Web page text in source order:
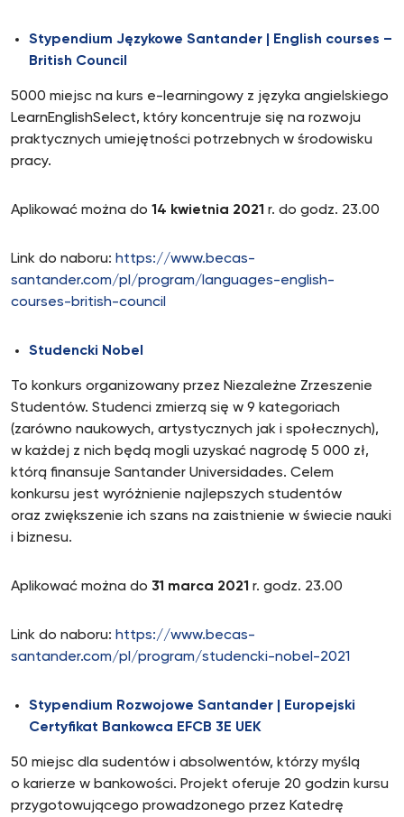
Stypendium Językowe Santander | English courses –
British Council
5000 miejsc na kurs e-learningowy z języka angielskiego
LearnEnglishSelect, który koncentruje się na rozwoju
praktycznych umiejętności potrzebnych w środowisku
pracy.
Aplikować można do 14 kwietnia 2021 r. do godz. 23.00
Link do naboru: https://www.becas-
santander.com/pl/program/languages-english-
courses-british-council
Studencki Nobel
To konkurs organizowany przez Niezależne Zrzeszenie
Studentów. Studenci zmierzą się w 9 kategoriach
(zarówno naukowych, artystycznych jak i społecznych),
w każdej z nich będą mogli uzyskać nagrodę 5 000 zł,
którą finansuje Santander Universidades. Celem
konkursu jest wyróżnienie najlepszych studentów
oraz zwiększenie ich szans na zaistnienie w świecie nauki
i biznesu.
Aplikować można do 31 marca 2021 r. godz. 23.00
Link do naboru: https://www.becas-
santander.com/pl/program/studencki-nobel-2021
Stypendium Rozwojowe Santander | Europejski
Certyfikat Bankowca EFCB 3E UEK
50 miejsc dla sudentów i absolwentów, którzy myślą
o karierze w bankowości. Projekt oferuje 20 godzin kursu
przygotowującego prowadzonego przez Katedrę